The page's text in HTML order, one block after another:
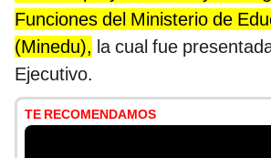
Funciones del Ministerio de
(Minedu), la cual fue
Ejecutivo.
TE RECOMENDAMOS